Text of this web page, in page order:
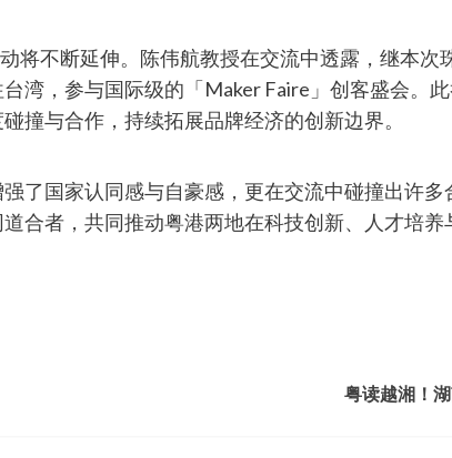
将不断延伸。陈伟航教授在交流中透露，继本次
湾，参与国际级的「Maker Faire」创客盛会。
撞与合作，持续拓展品牌经济的创新边界。
了国家认同感与自豪感，更在交流中碰撞出许
合者，共同推动粤港两地在科技创新、人才培
粤读越湘！